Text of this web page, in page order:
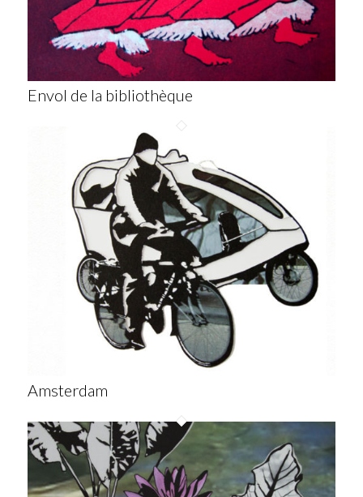
Envol de la bibliothèque
Amsterdam